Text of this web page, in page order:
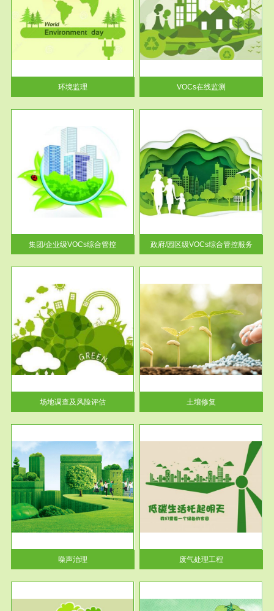
环境监理
VOCs在线监测
根据《重点区域大气污染防
治“十二五”规划》有机废气净化
率达...
VOCs在线监测
集团/企业级VOCs综合管控
服务范围
政府/园区级VOCs综合管控服务
根据《石化行业挥发性有机物综
合整治方案》文件要求，到2017
年，全...
政府/园区级VOCs综合管控服务
场地调查及风险评估
服务范围
土壤修复
土壤修复
噪声治理
服务范围
废气处理工程
废气处理工程